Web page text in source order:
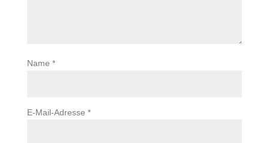
Name *
E-Mail-Adresse *